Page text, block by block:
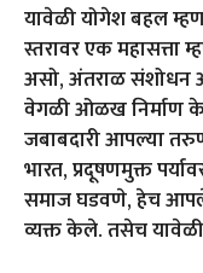
यावेळी योगेश बहल
स्तरावर एक महासत्ता
असो, अंतराळ संशोधन
वेगळी ओळख निर्माण
जबाबदारी आपल्या
भारत, प्रदूषणमुक्त
समाज घडवणे, हेच
व्यक्त केले. तसेच